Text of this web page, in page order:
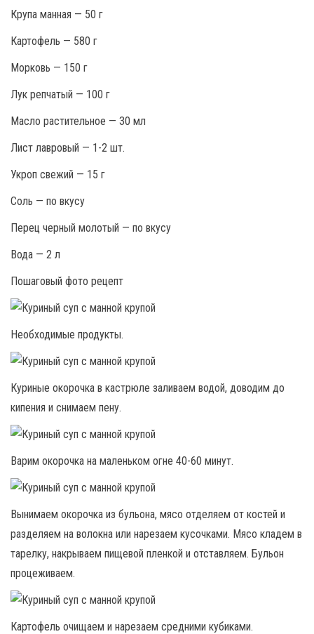
Крупа манная — 50 г
Картофель — 580 г
Морковь — 150 г
Лук репчатый — 100 г
Масло растительное — 30 мл
Лист лавровый — 1-2 шт.
Укроп свежий — 15 г
Соль — по вкусу
Перец черный молотый — по вкусу
Вода — 2 л
Пошаговый фото рецепт
Необходимые продукты.
Куриные окорочка в кастрюле заливаем водой, доводим до
кипения и снимаем пену.
Варим окорочка на маленьком огне 40-60 минут.
Вынимаем окорочка из бульона, мясо отделяем от костей и
разделяем на волокна или нарезаем кусочками. Мясо кладем в
тарелку, накрываем пищевой пленкой и отставляем. Бульон
процеживаем.
Картофель очищаем и нарезаем средними кубиками.